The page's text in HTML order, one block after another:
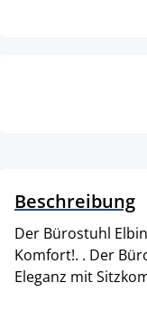
Beschreibung
Der Bürostuhl
Komfort!. . Der
Eleganz mit